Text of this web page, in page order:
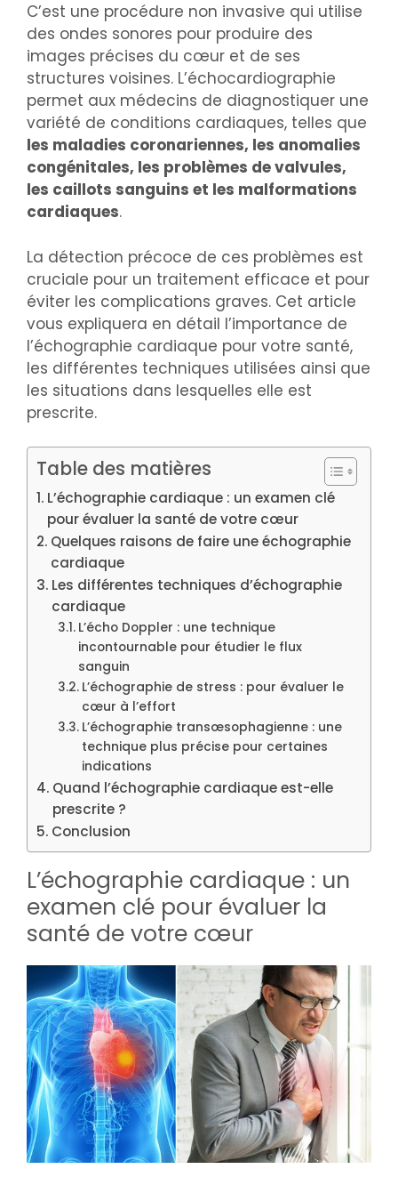
C’est une procédure non invasive qui utilise
des ondes sonores pour produire des
images précises du cœur et de ses
structures voisines. L’échocardiographie
permet aux médecins de diagnostiquer une
variété de conditions cardiaques, telles que
les maladies coronariennes, les anomalies
congénitales, les problèmes de valvules,
les caillots sanguins et les malformations
cardiaques.
La détection précoce de ces problèmes est
cruciale pour un traitement efficace et pour
éviter les complications graves. Cet article
vous expliquera en détail l’importance de
l’échographie cardiaque pour votre santé,
les différentes techniques utilisées ainsi que
les situations dans lesquelles elle est
prescrite.
Table des matières
L’échographie cardiaque : un examen clé
pour évaluer la santé de votre cœur
Quelques raisons de faire une échographie
cardiaque
Les différentes techniques d’échographie
cardiaque
L’écho Doppler : une technique
incontournable pour étudier le flux
sanguin
L’échographie de stress : pour évaluer le
cœur à l’effort
L’échographie transœsophagienne : une
technique plus précise pour certaines
indications
Quand l’échographie cardiaque est-elle
prescrite ?
Conclusion
L’échographie cardiaque : un
examen clé pour évaluer la
santé de votre cœur